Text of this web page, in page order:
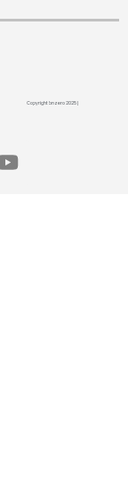
Copyright bnzero 2025 |